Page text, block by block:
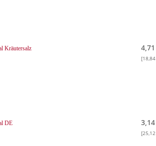
Kräutersalz
DE